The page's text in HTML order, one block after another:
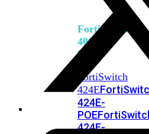
FortiSwitch
400
Series
FortiSwitch
424E
424E-
POE
424E-